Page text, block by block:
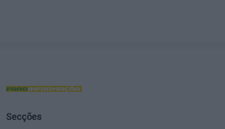
Secções